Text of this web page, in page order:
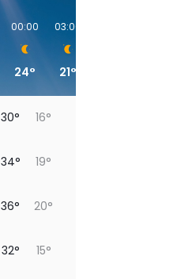
00:00
24°
03:00
21°
30° 16°
34° 19°
36° 20°
32° 15°